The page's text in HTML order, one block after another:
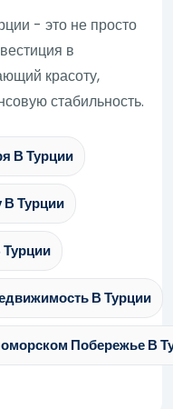
- это не просто
в
красоту,
стабильность.
В Турции
Турции
В Турции
Побережье В